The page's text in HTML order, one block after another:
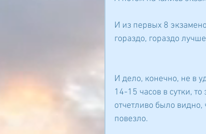
И из первых 8
гораздо, гораздо
И дело, конечно, не в
14-15 часов в сутки,
отчетливо было видно,
повезло.